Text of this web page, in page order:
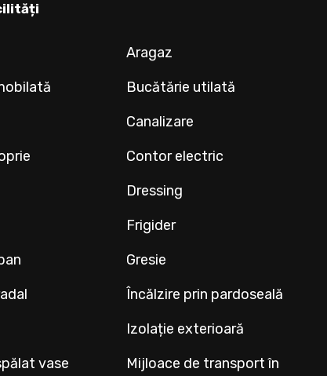
Aragaz
Bucătărie utilată
Canalizare
Contor electric
Dressing
Frigider
Gresie
Încălzire prin pardoseală
Izolație exterioară
vase
Mijloace de transport în